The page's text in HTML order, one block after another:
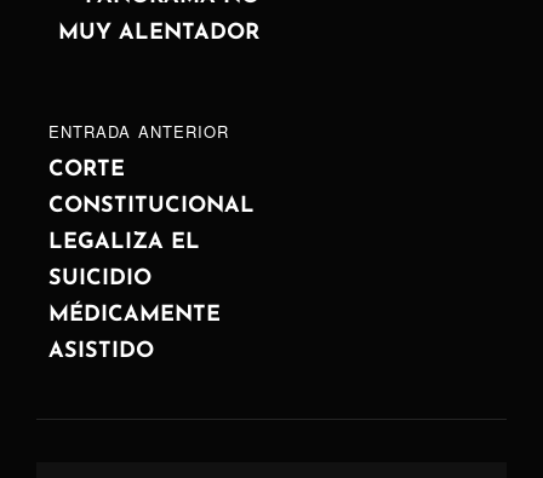
ENTRADA
ANTERIOR
ENTRADA ANTERIOR
CORTE
CONSTITUCIONAL
LEGALIZA EL
SUICIDIO
MÉDICAMENTE
ASISTIDO
MUY ALENTADOR